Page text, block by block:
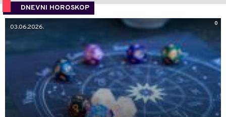
DNEVNI HOROSKOP
0
03.06.2026.